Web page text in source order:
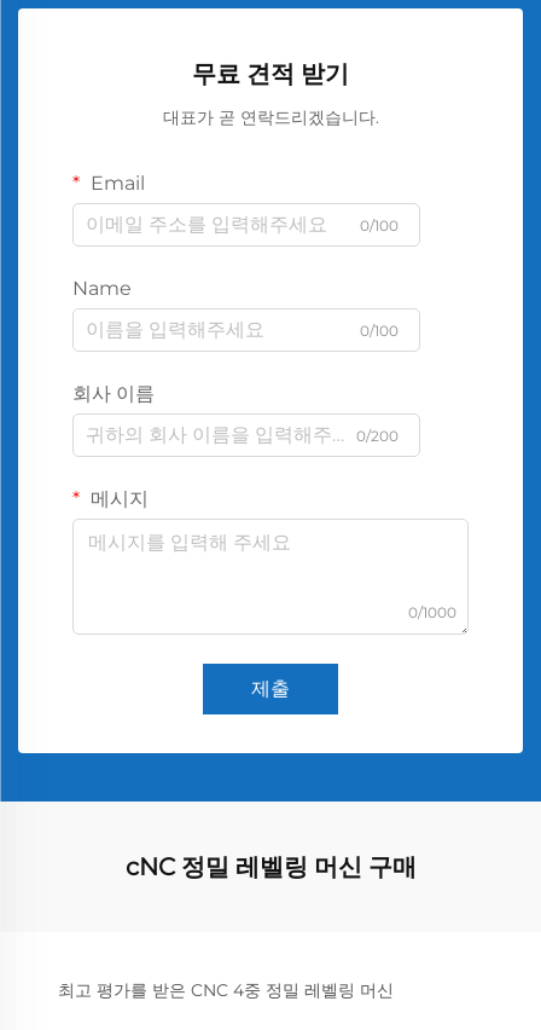
무료 견적 받기
대표가 곧 연락드리겠습니다.
Email
0/100
Name
0/100
회사 이름
0/200
메시지
0/1000
제출
cNC 정밀 레벨링 머신 구매
최고 평가를 받은 CNC 4중 정밀 레벨링 머신